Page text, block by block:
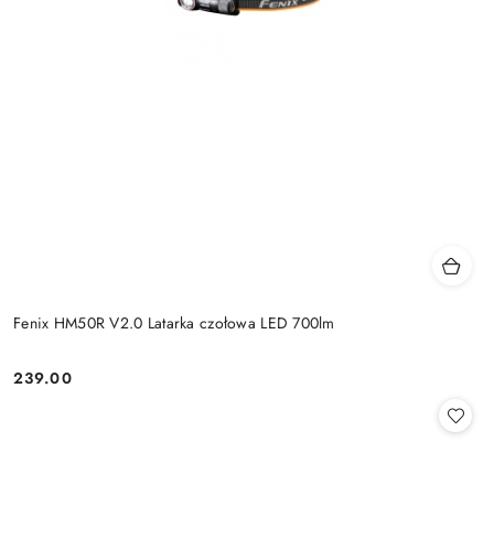
Fenix HM50R V2.0 Latarka czołowa LED 700lm
Cena:
239.00